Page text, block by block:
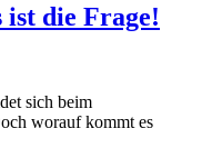
die Frage!
sich beim
worauf kommt es